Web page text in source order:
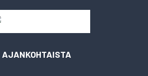
AJANKOHTAISTA